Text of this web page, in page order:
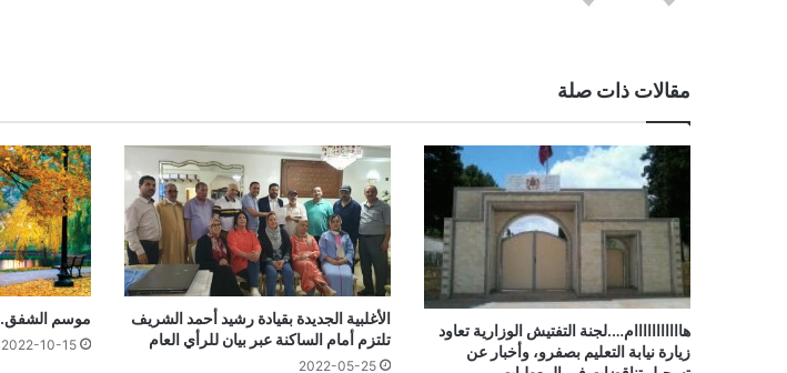
مقالات ذات صلة
هااااااااااام….لجنة التفتيش الوزارية تعاود
زيارة نيابة التعليم بصفرو، وأخبار عن
الأغلبية الجديدة بقيادة رشيد أحمد الشريف
تلتزم أمام الساكنة عبر بيان للرأي العام
2022-05-25
موسم الشفق.
2022-10-15